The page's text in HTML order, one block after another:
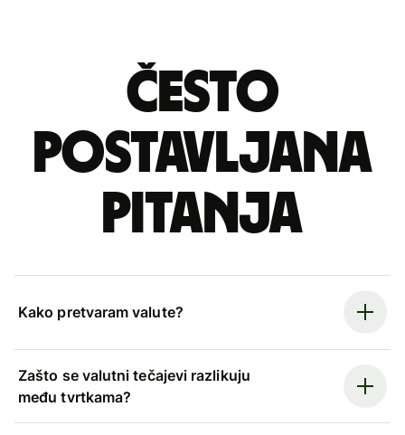
Često
postavljana
pitanja
Kako pretvaram valute?
Zašto se valutni tečajevi razlikuju
među tvrtkama?